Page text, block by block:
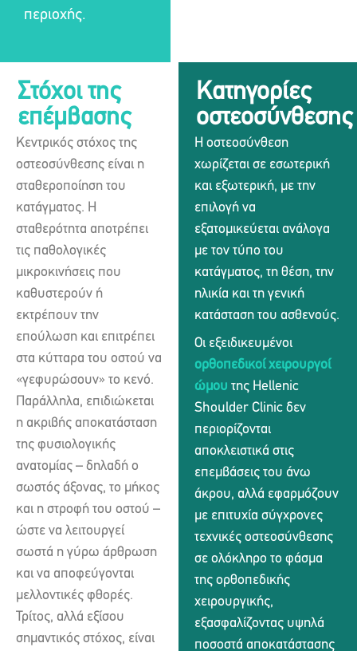
περιοχής.
Κατηγορίες
οστεοσύνθεσης
Η οστεοσύνθεση
χωρίζεται σε εσωτερική
και εξωτερική, με την
επιλογή να
εξατομικεύεται ανάλογα
με τον τύπο του
κατάγματος, τη θέση, την
ηλικία και τη γενική
κατάσταση του ασθενούς.
Οι εξειδικευμένοι
ορθοπεδικοί χειρουργοί
ώμου της Hellenic
Shoulder Clinic δεν
περιορίζονται
αποκλειστικά στις
επεμβάσεις του άνω
άκρου, αλλά εφαρμόζουν
με επιτυχία σύγχρονες
τεχνικές οστεοσύνθεσης
σε ολόκληρο το φάσμα
της ορθοπεδικής
χειρουργικής,
εξασφαλίζοντας υψηλά
ποσοστά αποκατάστασης
Στόχοι της
επέμβασης
Κεντρικός στόχος της
οστεοσύνθεσης είναι η
σταθεροποίηση του
κατάγματος. Η
σταθερότητα αποτρέπει
τις παθολογικές
μικροκινήσεις που
καθυστερούν ή
εκτρέπουν την
επούλωση και επιτρέπει
στα κύτταρα του οστού να
«γεφυρώσουν» το κενό.
Παράλληλα, επιδιώκεται
η ακριβής αποκατάσταση
της φυσιολογικής
ανατομίας – δηλαδή ο
σωστός άξονας, το μήκος
και η στροφή του οστού –
ώστε να λειτουργεί
σωστά η γύρω άρθρωση
και να αποφεύγονται
μελλοντικές φθορές.
Τρίτος, αλλά εξίσου
σημαντικός στόχος, είναι